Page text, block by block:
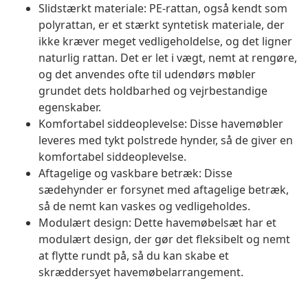
Slidstærkt materiale: PE-rattan, også kendt som
polyrattan, er et stærkt syntetisk materiale, der
ikke kræver meget vedligeholdelse, og det ligner
naturlig rattan. Det er let i vægt, nemt at rengøre,
og det anvendes ofte til udendørs møbler
grundet dets holdbarhed og vejrbestandige
egenskaber.
Komfortabel siddeoplevelse: Disse havemøbler
leveres med tykt polstrede hynder, så de giver en
komfortabel siddeoplevelse.
Aftagelige og vaskbare betræk: Disse
sædehynder er forsynet med aftagelige betræk,
så de nemt kan vaskes og vedligeholdes.
Modulært design: Dette havemøbelsæt har et
modulært design, der gør det fleksibelt og nemt
at flytte rundt på, så du kan skabe et
skræddersyet havemøbelarrangement.